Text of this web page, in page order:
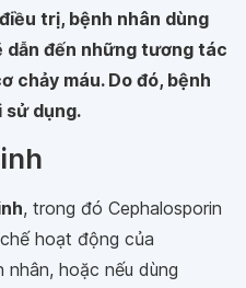
trị, bệnh nhân dùng
dẫn đến những tương tác
chảy máu. Do đó, bệnh
sử dụng.
, trong đó Cephalosporin
hoạt động của
hoặc nếu dùng